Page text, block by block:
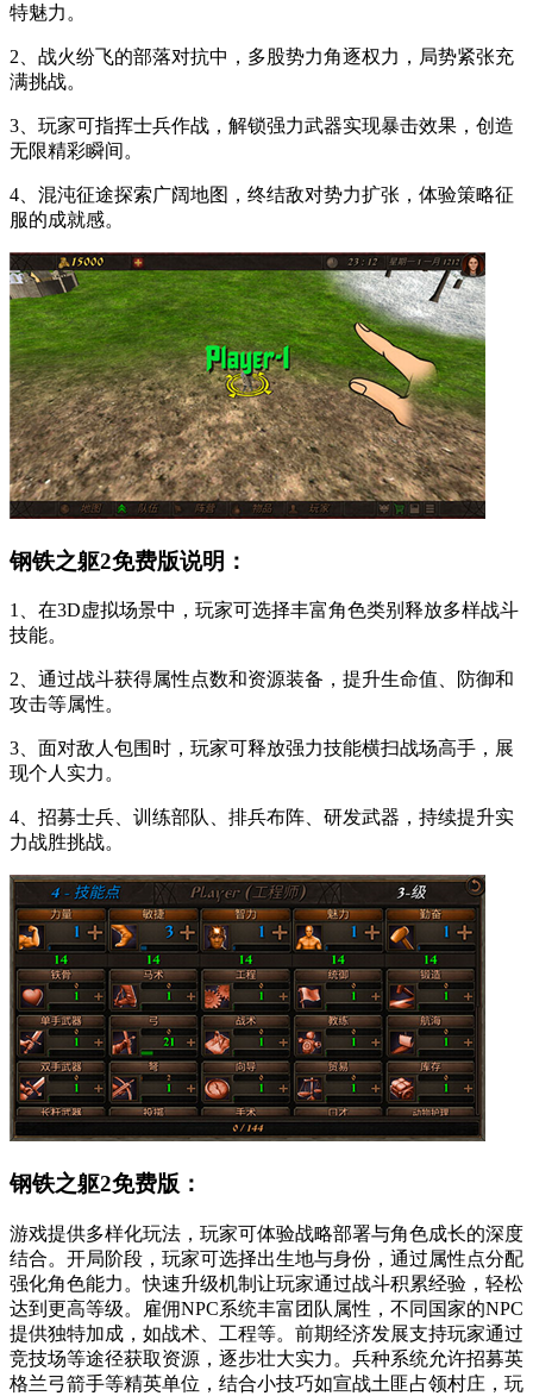
特魅力。
2、战火纷飞的部落对抗中，多股势力角逐权力，局势紧张充
满挑战。
3、玩家可指挥士兵作战，解锁强力武器实现暴击效果，创造
无限精彩瞬间。
4、混沌征途探索广阔地图，终结敌对势力扩张，体验策略征
服的成就感。
钢铁之躯2免费版说明：
1、在3D虚拟场景中，玩家可选择丰富角色类别释放多样战斗
技能。
2、通过战斗获得属性点数和资源装备，提升生命值、防御和
攻击等属性。
3、面对敌人包围时，玩家可释放强力技能横扫战场高手，展
现个人实力。
4、招募士兵、训练部队、排兵布阵、研发武器，持续提升实
力战胜挑战。
钢铁之躯2免费版：
游戏提供多样化玩法，玩家可体验战略部署与角色成长的深度
结合。开局阶段，玩家可选择出生地与身份，通过属性点分配
强化角色能力。快速升级机制让玩家通过战斗积累经验，轻松
达到更高等级。雇佣NPC系统丰富团队属性，不同国家的NPC
提供独特加成，如战术、工程等。前期经济发展支持玩家通过
竞技场等途径获取资源，逐步壮大实力。兵种系统允许招募英
格兰弓箭手等精英单位，结合小技巧如宣战土匪占领村庄，玩